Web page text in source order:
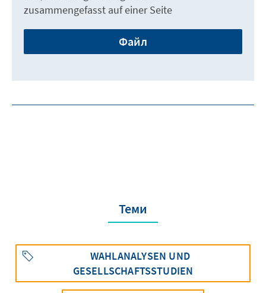
zusammengefasst auf einer Seite
Файл
Теми
WAHLANALYSEN UND
GESELLSCHAFTSSTUDIEN